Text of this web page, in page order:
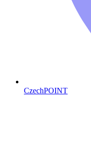
CzechPOINT